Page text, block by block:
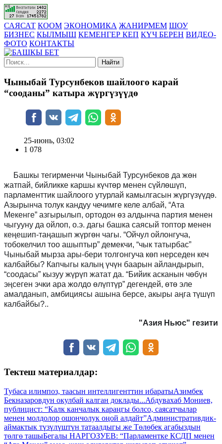
САЯСАТ КООМ ЭКОНОМИКА ЖАНИРМЕМ ШОУ
БИЗНЕС КЫЛМЫШ КЕМЕНГЕР КЕП КҮЧ БЕРЕН ВИДЕО-
ФОТО КОНТАКТЫ
Найти
Чыныбай Турсунбеков шайлоого карай
“сооданы” катыра жүргүзүүдө
25-июнь, 03:02
1 078
Башкы тегирменчи Чыныбай Турсунбеков да жөн
жатпай, бийликке каршы күчтөр менен сүйлөшүп,
парламенттик шайлоого утурлай камылгасын жүргүзүүдө.
Азырынча толук кандуу чечимге келе албай, “Ата
Мекенге” азгырылып, ортодон өз алдынча партия менен
чыгууну да ойлоп, о.э. дагы башка саясый топтор менен
кеңешип-таңашып жүргөн чагы. “Ойчул ойлонгуча,
тобокелчил тоо ашыптыр” демекчи, “чык татырбас”
Чыныбай мырза ары-бери толгонгуча көп нерседен кеч
калбайбы? Капчыгы калың үчүн баарын айландырып,
“соодасы” кызуу жүрүп жатат да. “Бийик асканын чөбүн
эңсеген эчки ара жолдо өлүптүр” дегендей, өтө эле
амалданып, амбициясы ашына берсе, акыры аңга түшүп
калбайбы?..
"Азия Ньюс" гезити
Тектеш материалдар:
Тубаса илимпоз, таасын интеллигенттин ибаратыАзимбек
Бекназаровдун окулбай калган доклады...Абдувахаб Мониев,
публицист: “Калк канчалык караңгы болсо, саясатчылар
менен молдолор ошончолук оңой алдайт”Административдик-
аймактык түзүлүштүн татаалдыгы же Төлөбек агабыздын
төлгө ташыБегалы НАРГОЗУЕВ: “Парламентке КСДП менен